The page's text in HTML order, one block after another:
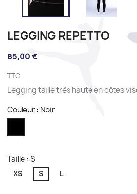
LEGGING REPETTO
85,00 €
TTC
Legging taille très haute en côtes
Couleur : Noir
Taille : S
XS S L